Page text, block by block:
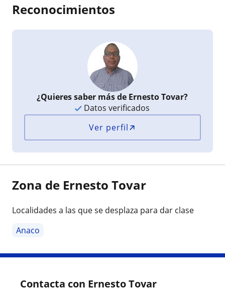
Reconocimientos
¿Quieres saber más de Ernesto Tovar?
Datos verificados
Ver perfil
Zona de Ernesto Tovar
Localidades a las que se desplaza para dar clase
Anaco
Contacta con Ernesto Tovar